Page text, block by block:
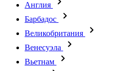
Англия
Барбадос
Великобритания
Венесуэла
Вьетнам